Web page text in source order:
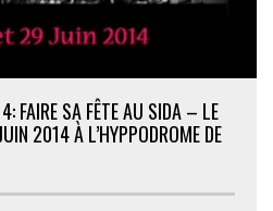
FAIRE SA FÊTE AU SIDA – LE
2014 À L’HYPPODROME DE